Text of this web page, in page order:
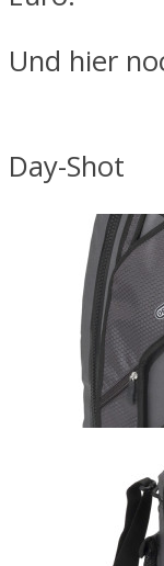
Und hier
Day-Shot